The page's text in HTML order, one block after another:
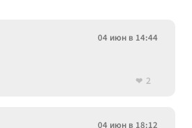
04 июн в 14:44
2
04 июн в 18:12